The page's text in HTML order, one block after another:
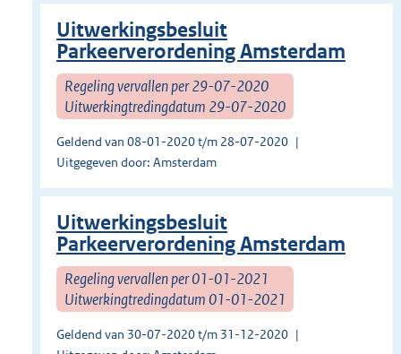
Uitwerkingsbesluit
Parkeerverordening Amsterdam
Regeling vervallen per 29-07-2020
Uitwerkingtredingdatum 29-07-2020
Geldend van 08-01-2020 t/m 28-07-2020
Uitgegeven door: Amsterdam
Uitwerkingsbesluit
Parkeerverordening Amsterdam
Regeling vervallen per 01-01-2021
Uitwerkingtredingdatum 01-01-2021
Geldend van 30-07-2020 t/m 31-12-2020